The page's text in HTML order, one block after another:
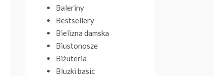
Baleriny
Bestsellery
Bielizna damska
Biustonosze
Biżuteria
Bluzki basic